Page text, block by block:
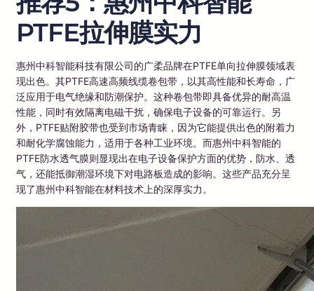
PTFE拉伸膜实力
惠州中科智能科技有限公司的广柔品牌在PTFE单向拉伸膜领域表
现出色。其PTFE高速高频线缆卷包带，以其高性能和长寿命，广
泛应用于电气绝缘和防潮保护。这种卷包带即具备优异的耐高温
性能，同时有效隔离电磁干扰，确保电子设备的可靠运行。另
外，PTFE贴附胶带也受到市场青睐，因为它能提供出色的附着力
和耐化学腐蚀能力，适用于各种工业环境。而惠州中科智能的
PTFE防水透气膜则显现出在电子设备保护方面的优势，防水、透
气，还能抵御潮湿环境下对电路板造成的影响。这些产品充分呈
现了惠州中科智能在材料技术上的深厚实力。